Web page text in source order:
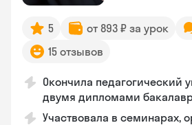
5 от 893 ₽ за урок
15 отзывов
Окончила педагогический
двумя дипломами
Участвовала в семинарах,